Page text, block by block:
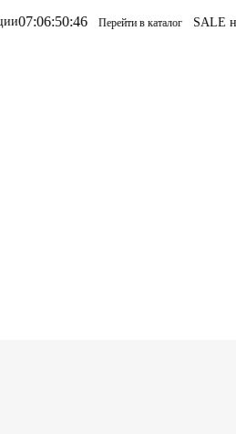
Перейти в каталог SALE на BAROCCO